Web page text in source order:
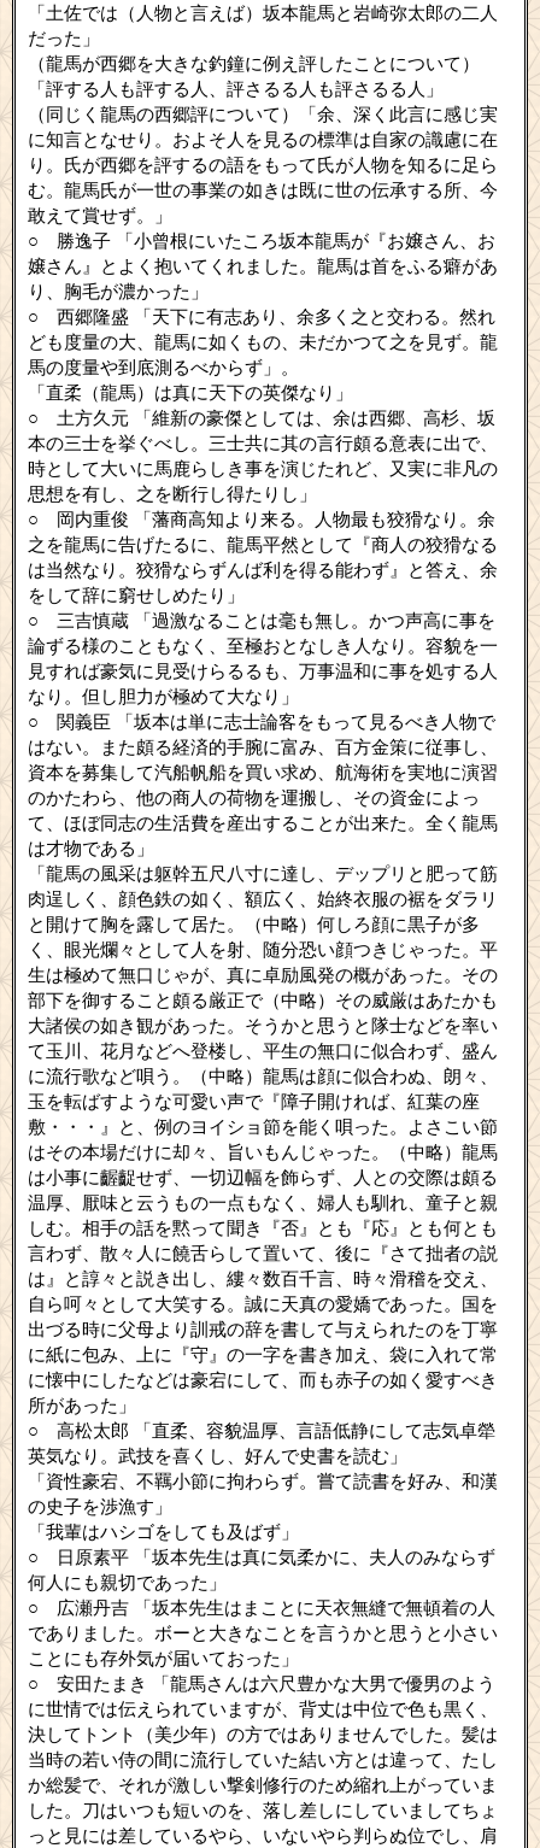
「土佐では（人物と言えば）坂本龍馬と岩崎弥太郎の二人
だった」
（龍馬が西郷を大きな釣鐘に例え評したことについて）
「評する人も評する人、評さるる人も評さるる人」
（同じく龍馬の西郷評について）「余、深く此言に感じ実
に知言となせり。およそ人を見るの標準は自家の識慮に在
り。氏が西郷を評するの語をもって氏が人物を知るに足ら
む。龍馬氏が一世の事業の如きは既に世の伝承する所、今
敢えて賞せず。」
○ 勝逸子 「小曾根にいたころ坂本龍馬が『お嬢さん、お
嬢さん』とよく抱いてくれました。龍馬は首をふる癖があ
り、胸毛が濃かった」
○ 西郷隆盛 「天下に有志あり、余多く之と交わる。然れ
ども度量の大、龍馬に如くもの、未だかつて之を見ず。龍
馬の度量や到底測るべからず」。
「直柔（龍馬）は真に天下の英傑なり」
○ 土方久元 「維新の豪傑としては、余は西郷、高杉、坂
本の三士を挙ぐべし。三士共に其の言行頗る意表に出で、
時として大いに馬鹿らしき事を演じたれど、又実に非凡の
思想を有し、之を断行し得たりし」
○ 岡内重俊 「藩商高知より来る。人物最も狡猾なり。余
之を龍馬に告げたるに、龍馬平然として『商人の狡猾なる
は当然なり。狡猾ならずんば利を得る能わず』と答え、余
をして辞に窮せしめたり」
○ 三吉慎蔵 「過激なることは毫も無し。かつ声高に事を
論ずる様のこともなく、至極おとなしき人なり。容貌を一
見すれば豪気に見受けらるるも、万事温和に事を処する人
なり。但し胆力が極めて大なり」
○ 関義臣 「坂本は単に志士論客をもって見るべき人物で
はない。また頗る経済的手腕に富み、百方金策に従事し、
資本を募集して汽船帆船を買い求め、航海術を実地に演習
のかたわら、他の商人の荷物を運搬し、その資金によっ
て、ほぼ同志の生活費を産出することが出来た。全く龍馬
は才物である」
「龍馬の風采は躯幹五尺八寸に達し、デップリと肥って筋
肉逞しく、顔色鉄の如く、額広く、始終衣服の裾をダラリ
と開けて胸を露して居た。（中略）何しろ顔に黒子が多
く、眼光爛々として人を射、随分恐い顔つきじゃった。平
生は極めて無口じゃが、真に卓励風発の概があった。その
部下を御すること頗る厳正で（中略）その威厳はあたかも
大諸侯の如き観があった。そうかと思うと隊士などを率い
て玉川、花月などへ登楼し、平生の無口に似合わず、盛ん
に流行歌など唄う。（中略）龍馬は顔に似合わぬ、朗々、
玉を転ばすような可愛い声で『障子開ければ、紅葉の座
敷・・・』と、例のヨイショ節を能く唄った。よさこい節
はその本場だけに却々、旨いもんじゃった。（中略）龍馬
は小事に齷齪せず、一切辺幅を飾らず、人との交際は頗る
温厚、厭味と云うもの一点もなく、婦人も馴れ、童子と親
しむ。相手の話を黙って聞き『否』とも『応』とも何とも
言わず、散々人に饒舌らして置いて、後に『さて拙者の説
は』と諄々と説き出し、縷々数百千言、時々滑稽を交え、
自ら呵々として大笑する。誠に天真の愛嬌であった。国を
出づる時に父母より訓戒の辞を書して与えられたのを丁寧
に紙に包み、上に『守』の一字を書き加え、袋に入れて常
に懐中にしたなどは豪宕にして、而も赤子の如く愛すべき
所があった」
○ 高松太郎 「直柔、容貌温厚、言語低静にして志気卓犖
英気なり。武技を喜くし、好んで史書を読む」
「資性豪宕、不羈小節に拘わらず。嘗て読書を好み、和漢
の史子を渉漁す」
「我輩はハシゴをしても及ばず」
○ 日原素平 「坂本先生は真に気柔かに、夫人のみならず
何人にも親切であった」
○ 広瀬丹吉 「坂本先生はまことに天衣無縫で無頓着の人
でありました。ボーと大きなことを言うかと思うと小さい
ことにも存外気が届いておった」
○ 安田たまき 「龍馬さんは六尺豊かな大男で優男のよう
に世情では伝えられていますが、背丈は中位で色も黒く、
決してトント（美少年）の方ではありませんでした。髪は
当時の若い侍の間に流行していた結い方とは違って、たし
か総髪で、それが激しい撃剣修行のため縮れ上がっていま
した。刀はいつも短いのを、落し差しにしていましてちょ
っと見には差しているやら、いないやら判らぬ位でし、肩